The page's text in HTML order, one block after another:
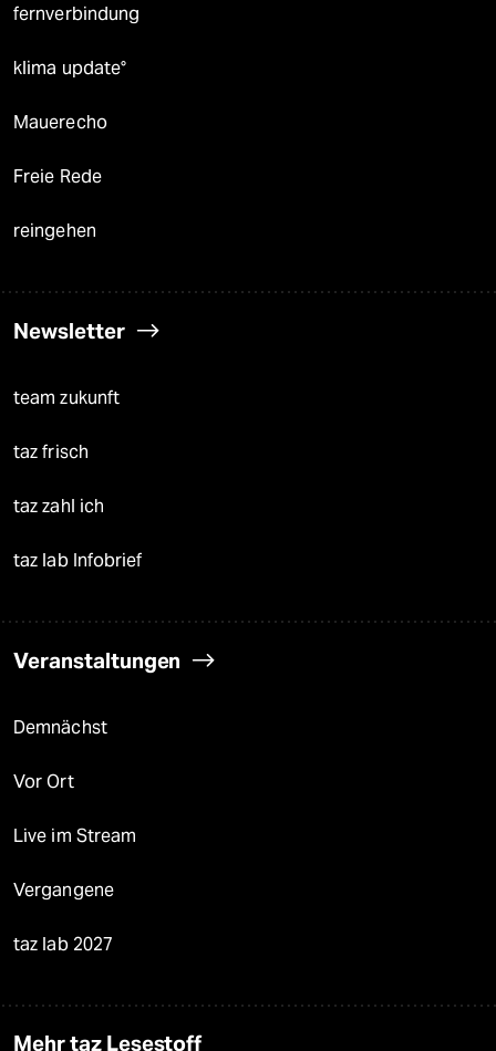
fernverbindung
klima update°
Mauerecho
Freie Rede
reingehen
Newsletter
team zukunft
taz frisch
taz zahl ich
taz lab Infobrief
Veranstaltungen
Demnächst
Vor Ort
Live im Stream
Vergangene
taz lab 2027
Mehr taz Lesestoff